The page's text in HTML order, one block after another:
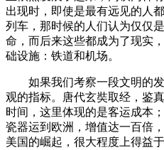
出现时，即使是最有远见的人
列车，那时候的人们认为仅仅
命，而后来这些都成为了现实
础设施：铁道和机场。
如果我们考察一段文明的发
观的指标。唐代玄奘取经，鉴
时间，这里体现的是客运成本
瓷器运到欧洲，增值达一百倍
美国的崛起，很大程度上得益